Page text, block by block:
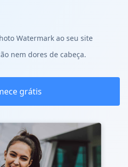
Watermark ao seu site
nem dores de cabeça.
grátis